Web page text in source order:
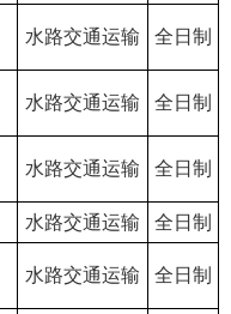
水路交通运输 全日制
水路交通运输 全日制
水路交通运输 全日制
水路交通运输 全日制
水路交通运输 全日制